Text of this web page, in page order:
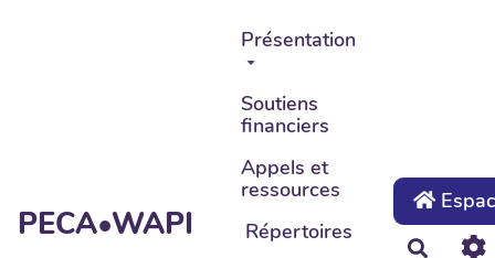
Aller au contenu principal
PECA•WAPI
Présentation
Soutiens
financiers
Appels et
ressources
Répertoires